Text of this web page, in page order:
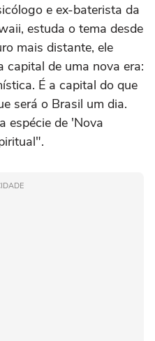
e ex-baterista da
estuda o tema desde
mais distante, ele
capital de uma nova era:
É a capital do que
será o Brasil um dia.
espécie de 'Nova